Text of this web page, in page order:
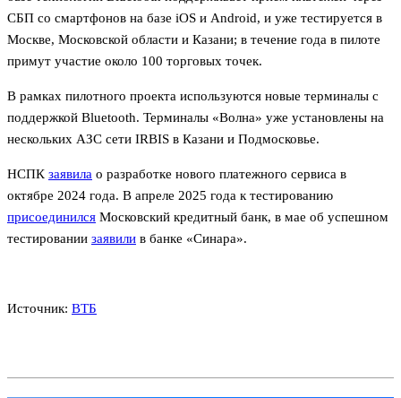
СБП со смартфонов на базе iOS и Android, и уже тестируется в
Москве, Московской области и Казани; в течение года в пилоте
примут участие около 100 торговых точек.
В рамках пилотного проекта используются новые терминалы с
поддержкой Bluetooth. Терминалы «Волна» уже установлены на
нескольких АЗС сети IRBIS в Казани и Подмосковье.
НСПК заявила о разработке нового платежного сервиса в
октябре 2024 года. В апреле 2025 года к тестированию
присоединился Московский кредитный банк, в мае об успешном
тестировании заявили в банке «Синара».
Источник: ВТБ